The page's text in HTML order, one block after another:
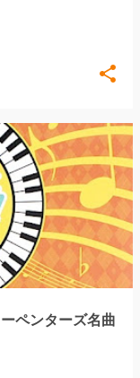
ペンターズ名曲